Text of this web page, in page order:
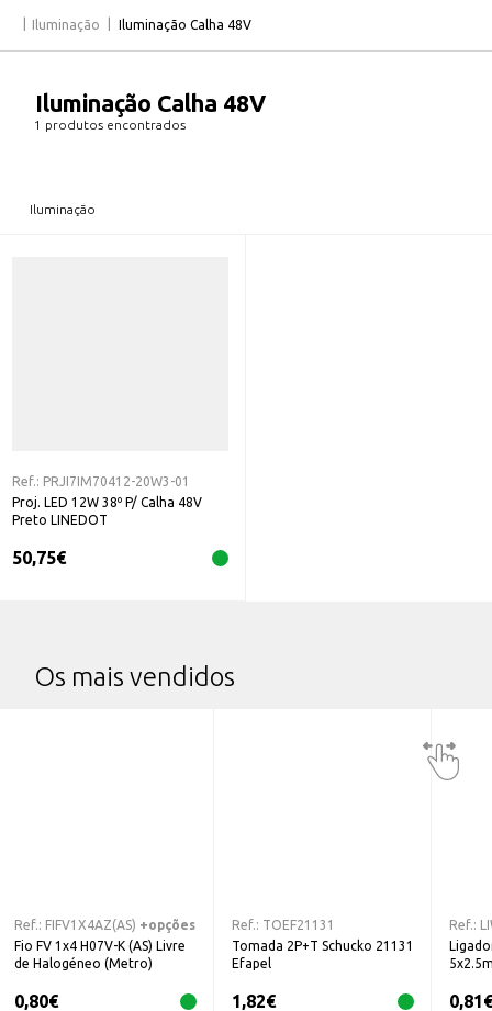
Iluminação Iluminação Calha 48V
Iluminação Calha 48V
1 produtos encontrados
Iluminação
Ref.: PRJI7IM70412-20W3-01
Proj. LED 12W 38º P/ Calha 48V
Preto LINEDOT
50,75€
Os mais vendidos
Ref.: FIFV1X4AZ(AS) +opções
Fio FV 1x4 H07V-K (AS) Livre
de Halogéneo (Metro)
0,80€
Ref.: TOEF21131
Tomada 2P+T Schucko 21131
Efapel
1,82€
Ref.:
0,81€